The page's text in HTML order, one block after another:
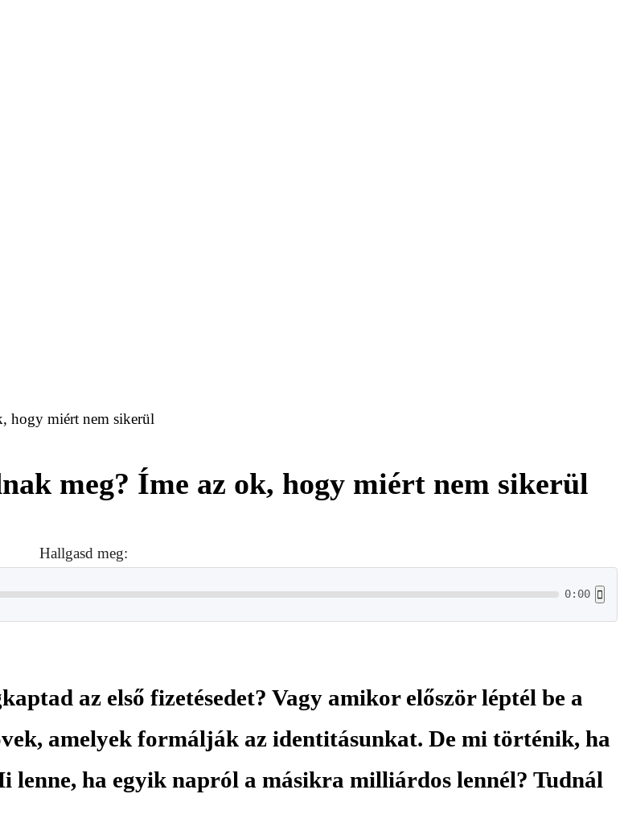
hogy miért nem sikerül
meg? Íme az ok, hogy miért nem sikerül
Hallgasd meg:
0:00
az első fizetésedet? Vagy amikor először léptél be a
amelyek formálják az identitásunkat. De mi történik, ha
lenne, ha egyik napról a másikra milliárdos lennél? Tudnál